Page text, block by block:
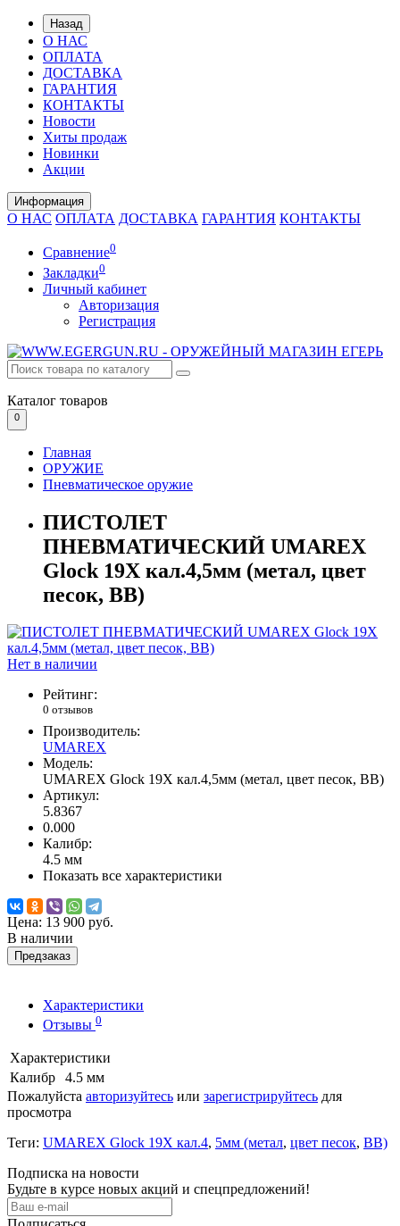
Назад
О НАС
ОПЛАТА
ДОСТАВКА
ГАРАНТИЯ
КОНТАКТЫ
Новости
Хиты продаж
Новинки
Акции
Информация
О НАС ОПЛАТА ДОСТАВКА ГАРАНТИЯ КОНТАКТЫ
Сравнение0
Закладки0
Личный кабинет
Авторизация
Регистрация
Каталог товаров
0
Главная
ОРУЖИЕ
Пневматическое оружие
ПИСТОЛЕТ
ПНЕВМАТИЧЕСКИЙ UMAREX
Glock 19X кал.4,5мм (метал, цвет
песок, BB)
Нет в наличии
Рейтинг:
0 отзывов
Производитель:
UMAREX
Модель:
UMAREX Glock 19X кал.4,5мм (метал, цвет песок, BB)
Артикул:
5.8367
0.000
Калибр:
4.5 мм
Показать все характеристики
Цена: 13 900 руб.
В наличии
Предзаказ
Характеристики
Отзывы 0
Характеристики
Калибр
4.5 мм
Пожалуйста авторизуйтесь или зарегистрируйтесь для
просмотра
Теги: UMAREX Glock 19X кал.4, 5мм (метал, цвет песок, BB)
Подписка на новости
Будьте в курсе новых акций и спецпредложений!